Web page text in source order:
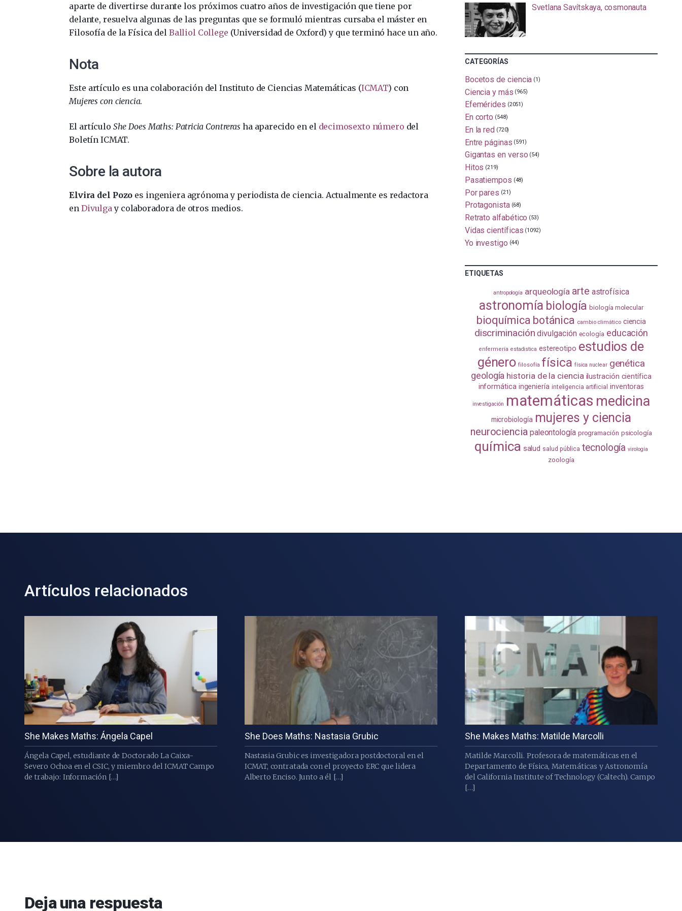
aparte de divertirse durante los próximos cuatro años de investigación que tiene por
delante, resuelva algunas de las preguntas que se formuló mientras cursaba el máster en
Filosofía de la Física del Balliol College (Universidad de Oxford) y que terminó hace un año.
Nota
Este artículo es una colaboración del Instituto de Ciencias Matemáticas (ICMAT) con
Mujeres con ciencia.
El artículo She Does Maths: Patricia Contreras ha aparecido en el decimosexto número del
Boletín ICMAT.
Sobre la autora
Elvira del Pozo es ingeniera agrónoma y periodista de ciencia. Actualmente es redactora
enDivulga y colaboradora de otros medios.
Svetlana Savítskaya, cosmonauta
CATEGORÍAS
Bocetos de ciencia (1)
Ciencia y más (965)
Efemérides (2051)
En corto (548)
En la red (720)
Entre páginas (591)
Gigantas en verso (54)
Hitos (219)
Pasatiempos (48)
Por pares (21)
Protagonista (68)
Retrato alfabético (53)
Vidas científicas (1092)
Yo investigo (44)
ETIQUETAS
antropología arqueología arte astrofísica
astronomía biología biología molecular
bioquímica botánica cambio climático ciencia
discriminación divulgación ecología educación
enfermería estadistica estereotipo estudios de
género filosofía física física nuclear genética
geología historia de la ciencia ilustración científica
informática ingeniería inteligencia artificial inventoras
investigación matemáticas medicina
microbiología mujeres y ciencia
neurociencia paleontología programación psicología
química salud salud pública tecnología virología
zoología
Artículos relacionados
She Makes Maths: Ángela Capel
Ángela Capel, estudiante de Doctorado La Caixa-
Severo Ochoa en el CSIC, y miembro del ICMAT Campo
de trabajo: Información […]
She Does Maths: Nastasia Grubic
Nastasia Grubic es investigadora postdoctoral en el
ICMAT, contratada con el proyecto ERC que lidera
Alberto Enciso. Junto a él […]
She Makes Maths: Matilde Marcolli
Matilde Marcolli. Profesora de matemáticas en el
Departamento de Física, Matemáticas y Astronomía
del California Institute of Technology (Caltech). Campo
[…]
Deja una respuesta